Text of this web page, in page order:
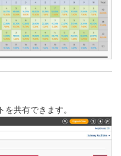
共有できます。